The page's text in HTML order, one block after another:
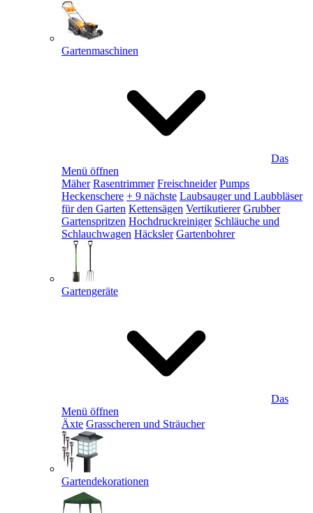
Gartenmaschinen
Das
Menü öffnen
Mäher Rasentrimmer Freischneider Pumps
Heckenschere + 9 nächste Laubsauger und Laubbläser
für den Garten Kettensägen Vertikutierer Grubber
Gartenspritzen Hochdruckreiniger Schläuche und
Schlauchwagen Häcksler Gartenbohrer
Gartengeräte
Das
Menü öffnen
Äxte Grasscheren und Sträucher
Gartendekorationen